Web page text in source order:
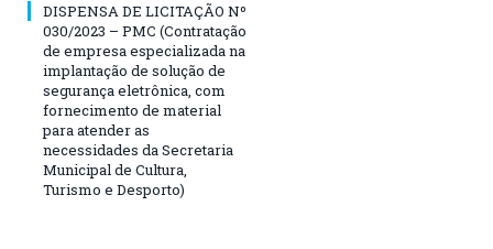
DISPENSA DE LICITAÇÃO Nº
030/2023 – PMC (Contratação
de empresa especializada na
implantação de solução de
segurança eletrônica, com
fornecimento de material
para atender as
necessidades da Secretaria
Municipal de Cultura,
Turismo e Desporto)